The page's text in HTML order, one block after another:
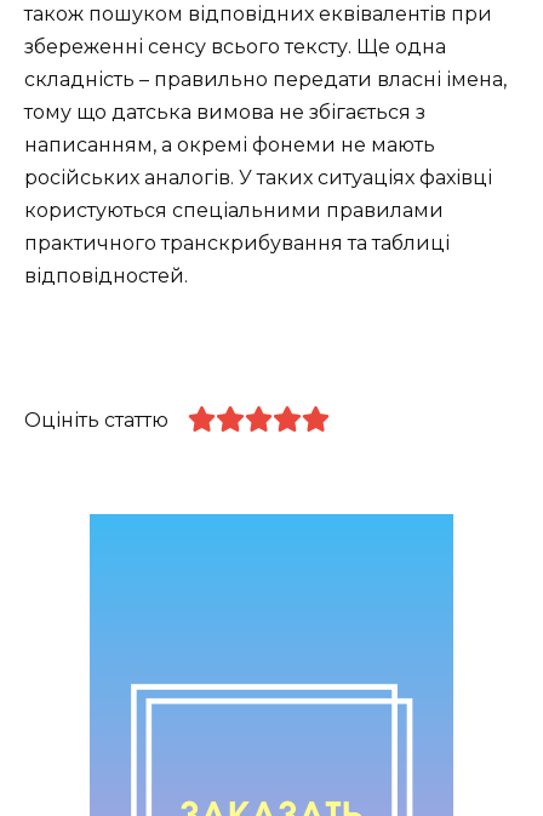
також пошуком відповідних еквівалентів при
збереженні сенсу всього тексту. Ще одна
складність – правильно передати власні імена,
тому що датська вимова не збігається з
написанням, а окремі фонеми не мають
російських аналогів. У таких ситуаціях фахівці
користуються спеціальними правилами
практичного транскрибування та таблиці
відповідностей.
Оцініть статтю